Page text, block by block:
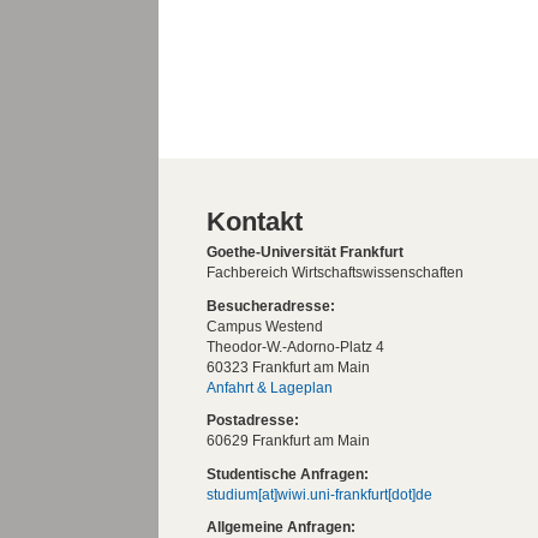
Kontakt
Goethe-Universität Frankfurt
Fachbereich Wirtschaftswissenschaften
Besucheradresse:
Campus Westend
Theodor-W.-Adorno-Platz 4
60323 Frankfurt am Main
Anfahrt & Lageplan
Postadresse:
60629 Frankfurt am Main
Studentische Anfragen:
studium[at]wiwi.uni-frankfurt[dot]de
Allgemeine Anfragen: